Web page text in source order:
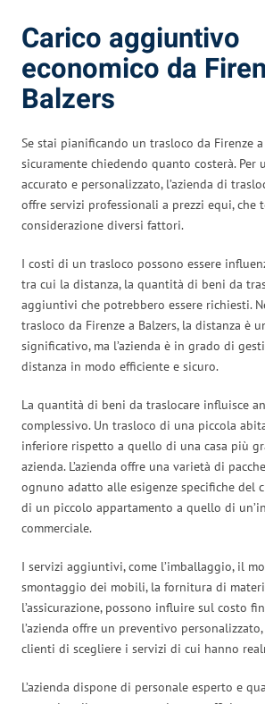
Carico aggiuntivo
economico da
Balzers
Se stai pianificando un trasloco da Firenze
sicuramente chiedendo quanto costerà. Per
accurato e personalizzato, l’azienda di
offre servizi professionali a prezzi equi, che
considerazione diversi fattori.
I costi di un trasloco possono essere
tra cui la distanza, la quantità di beni da
aggiuntivi che potrebbero essere richiesti.
trasloco da Firenze a Balzers, la distanza è
significativo, ma l’azienda è in grado di
distanza in modo efficiente e sicuro.
La quantità di beni da traslocare influisce
complessivo. Un trasloco di una piccola
inferiore rispetto a quello di una casa più
azienda. L’azienda offre una varietà di
ognuno adatto alle esigenze specifiche del
di un piccolo appartamento a quello di
commerciale.
I servizi aggiuntivi, come l’imballaggio, il
smontaggio dei mobili, la fornitura di
l’assicurazione, possono influire sul costo
l’azienda offre un preventivo
clienti di scegliere i servizi di cui hanno
L’azienda dispone di personale esperto e